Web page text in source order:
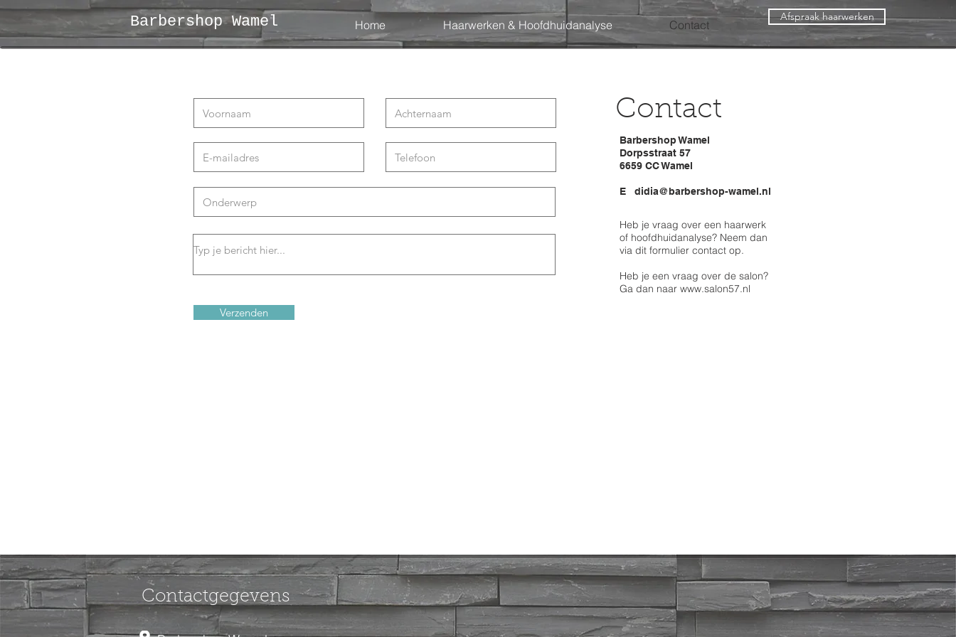
Home Haarwerken & Hoofdhuidanalyse Contact
Barbershop Wamel Afspraak haarwerken
Verzenden
Contact
Barbershop Wamel
Dorpsstraat 57
6659 CC Wamel
E didia@barbershop-wamel.nl
Heb je vraag over een haarwerk
of hoofdhuidanalyse? Neem dan
via dit formulier contact op.
Heb je een vraag over de salon?
Ga dan naar www.salon57.nl
Contactgegevens